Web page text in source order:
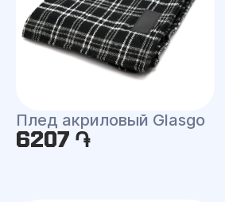
Плед акриловый Glasgo
6207 ֏